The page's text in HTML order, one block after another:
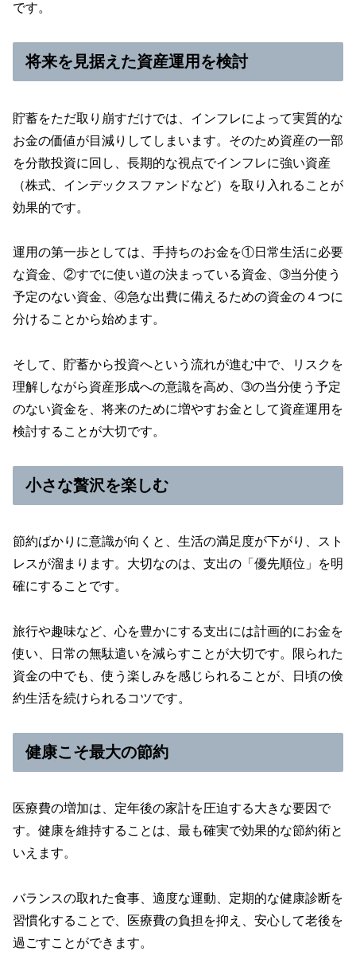
です。
将来を見据えた資産運用を検討
貯蓄をただ取り崩すだけでは、インフレによって実質的な
お金の価値が目減りしてしまいます。そのため資産の一部
を分散投資に回し、長期的な視点でインフレに強い資産
（株式、インデックスファンドなど）を取り入れることが
効果的です。
運用の第一歩としては、手持ちのお金を①日常生活に必要
な資金、②すでに使い道の決まっている資金、➂当分使う
予定のない資金、④急な出費に備えるための資金の４つに
分けることから始めます。
そして、貯蓄から投資へという流れが進む中で、リスクを
理解しながら資産形成への意識を高め、➂の当分使う予定
のない資金を、将来のために増やすお金として資産運用を
検討することが大切です。
小さな贅沢を楽しむ
節約ばかりに意識が向くと、生活の満足度が下がり、スト
レスが溜まります。大切なのは、支出の「優先順位」を明
確にすることです。
旅行や趣味など、心を豊かにする支出には計画的にお金を
使い、日常の無駄遣いを減らすことが大切です。限られた
資金の中でも、使う楽しみを感じられることが、日頃の倹
約生活を続けられるコツです。
健康こそ最大の節約
医療費の増加は、定年後の家計を圧迫する大きな要因で
す。健康を維持することは、最も確実で効果的な節約術と
いえます。
バランスの取れた食事、適度な運動、定期的な健康診断を
習慣化することで、医療費の負担を抑え、安心して老後を
過ごすことができます。